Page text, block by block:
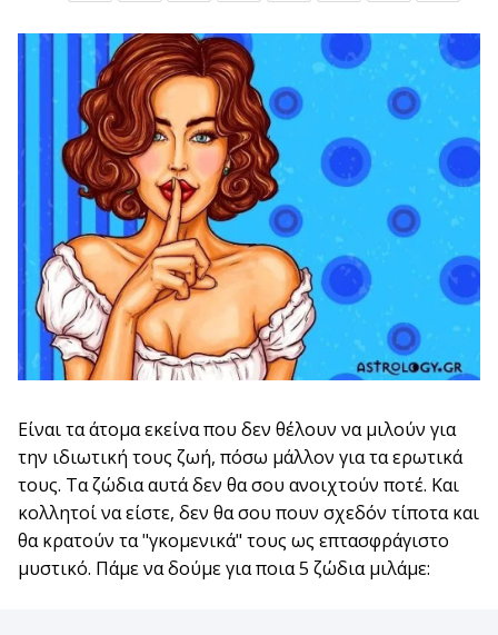
Είναι τα άτομα εκείνα που δεν θέλουν να μιλούν για
την ιδιωτική τους ζωή, πόσω μάλλον για τα ερωτικά
τους. Τα ζώδια αυτά δεν θα σου ανοιχτούν ποτέ. Και
κολλητοί να είστε, δεν θα σου πουν σχεδόν τίποτα και
θα κρατούν τα "γκομενικά" τους ως επτασφράγιστο
μυστικό. Πάμε να δούμε για ποια 5 ζώδια μιλάμε: